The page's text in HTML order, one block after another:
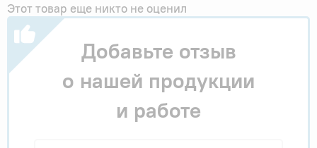
Этот товар еще никто не оценил
Добавьте отзыв
о нашей продукции
и работе